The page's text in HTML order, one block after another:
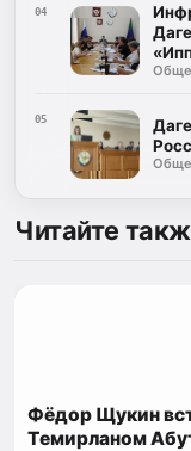
04
05
Читайте
Фёдор Щукин
Темирланом